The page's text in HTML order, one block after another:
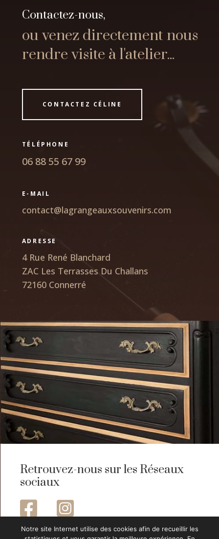
Contactez-nous,
ou venez directement nous
rendre visite à l'atelier...
CONTACTEZ CÉLINE
TÉLÉPHONE
06 88 55 67 99
E-MAIL
contact@lagrangeauxsouvenirs.com
ADRESSE
4 Rue René Blanchard
ZAC Les Terrasses Du Challans
72160 Connerré
Retrouvez-nous sur les Réseaux
sociaux
 
Notre site Internet utilise des cookies afin de recueillir les